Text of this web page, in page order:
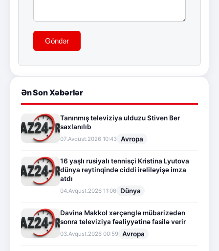
Göndər
Ən Son Xəbərlər
Tanınmış televiziya ulduzu Stiven Ber
saxlanılıb
07.Avqust.2026 10:43 Avropa
16 yaşlı rusiyalı tennisçi Kristina Lyutova
dünya reytinqində ciddi irəliləyişə imza
atdı
04.Avqust.2026 11:06 Dünya
Davina Makkol xərçənglə mübarizədən
sonra televiziya fəaliyyətinə fasilə verir
03.Avqust.2026 00:59 Avropa